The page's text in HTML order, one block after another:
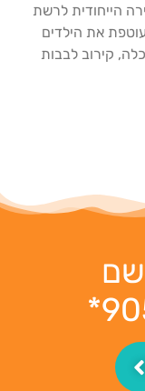
הייחודית לרשת
את הילדים
קירוב לבבות